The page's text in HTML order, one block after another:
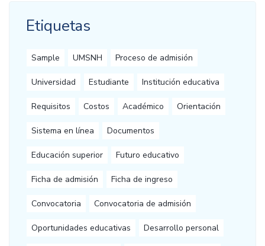
Etiquetas
Sample UMSNH Proceso de admisión
Universidad Estudiante Institución educativa
Requisitos Costos Académico Orientación
Sistema en línea Documentos
Educación superior Futuro educativo
Ficha de admisión Ficha de ingreso
Convocatoria Convocatoria de admisión
Oportunidades educativas Desarrollo personal